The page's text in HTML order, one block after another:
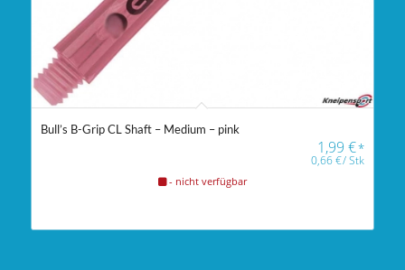
Bull’s B-Grip CL Shaft – Medium – pink
1,99€*
0,66€/Stk
- nicht verfügbar